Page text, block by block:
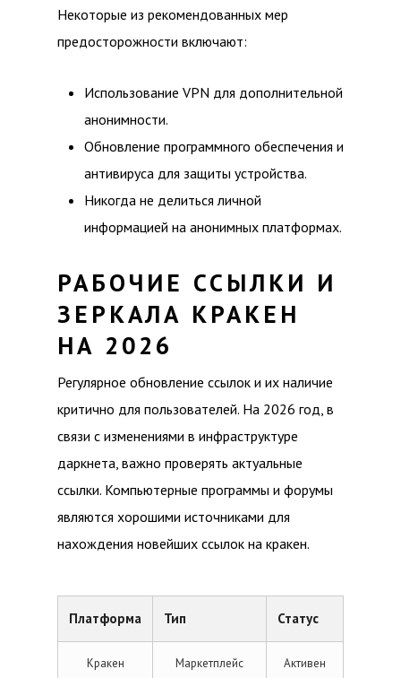
Некоторые из рекомендованных мер
предосторожности включают:
Использование VPN для дополнительной
анонимности.
Обновление программного обеспечения и
антивируса для защиты устройства.
Никогда не делиться личной
информацией на анонимных платформах.
РАБОЧИЕ ССЫЛКИ И
ЗЕРКАЛА КРАКЕН
НА 2026
Регулярное обновление ссылок и их наличие
критично для пользователей. На 2026 год, в
связи с изменениями в инфраструктуре
даркнета, важно проверять актуальные
ссылки. Компьютерные программы и форумы
являются хорошими источниками для
нахождения новейших ссылок на кракен.
Платформа Тип Статус
Кракен Маркетплейс Активен